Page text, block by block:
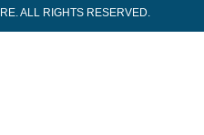
ALL RIGHTS RESERVED.